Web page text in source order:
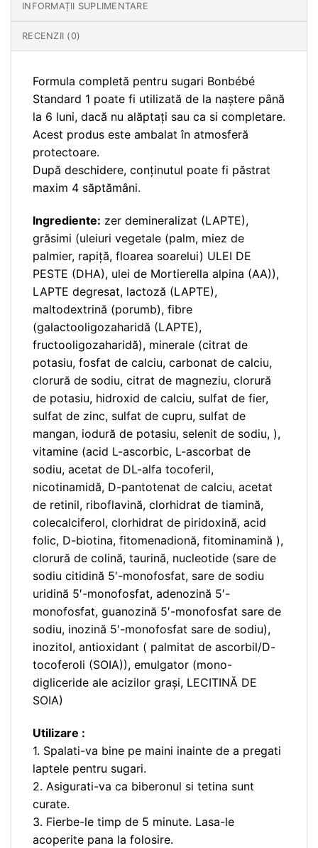
INFORMAȚII SUPLIMENTARE
RECENZII (0)
Formula completă pentru sugari Bonbébé
Standard 1 poate fi utilizată de la naștere până
la 6 luni, dacă nu alăptați sau ca si completare.
Acest produs este ambalat în atmosferă
protectoare.
După deschidere, conținutul poate fi păstrat
maxim 4 săptămâni.
Ingrediente: zer demineralizat (LAPTE),
grăsimi (uleiuri vegetale (palm, miez de
palmier, rapiță, floarea soarelui) ULEI DE
PESTE (DHA), ulei de Mortierella alpina (AA)),
LAPTE degresat, lactoză (LAPTE),
maltodextrină (porumb), fibre
(galactooligozaharidă (LAPTE),
fructooligozaharidă), minerale (citrat de
potasiu, fosfat de calciu, carbonat de calciu,
clorură de sodiu, citrat de magneziu, clorură
de potasiu, hidroxid de calciu, sulfat de fier,
sulfat de zinc, sulfat de cupru, sulfat de
mangan, iodură de potasiu, selenit de sodiu, ),
vitamine (acid L-ascorbic, L-ascorbat de
sodiu, acetat de DL-alfa tocoferil,
nicotinamidă, D-pantotenat de calciu, acetat
de retinil, riboflavină, clorhidrat de tiamină,
colecalciferol, clorhidrat de piridoxină, acid
folic, D-biotina, fitomenadionă, fitominamină ),
clorură de colină, taurină, nucleotide (sare de
sodiu citidină 5′-monofosfat, sare de sodiu
uridină 5′-monofosfat, adenozină 5′-
monofosfat, guanozină 5′-monofosfat sare de
sodiu, inozină 5′-monofosfat sare de sodiu),
inozitol, antioxidant ( palmitat de ascorbil/D-
tocoferoli (SOIA)), emulgator (mono-
digliceride ale acizilor grași, LECITINĂ DE
SOIA)
Utilizare :
1. Spalati-va bine pe maini inainte de a pregati
laptele pentru sugari.
2. Asigurati-va ca biberonul si tetina sunt
curate.
3. Fierbe-le timp de 5 minute. Lasa-le
acoperite pana la folosire.